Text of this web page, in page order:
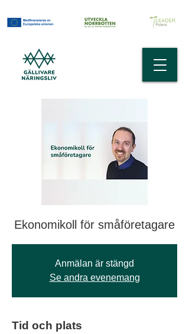
Ekonomikoll för småföretagare
Anmälan är stängd
Se andra evenemang
Tid och plats